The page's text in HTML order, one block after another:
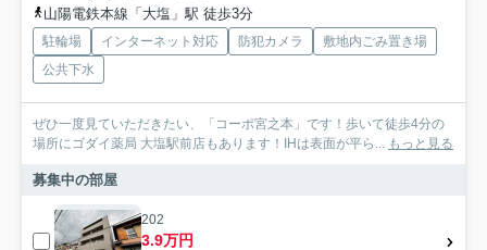
山陽電鉄本線「大塩」駅 徒歩3分
駐輪場 インターネット対応 防犯カメラ
敷地内ごみ置き場
公共下水
ぜひ一度見ていただきたい、「コーポ宮之本」です！歩いて徒歩4分の
場所にゴダイ薬局 大塩駅前店もあります！IHは表面が平ら...
もっと見る
募集中の部屋
202
3.9万円